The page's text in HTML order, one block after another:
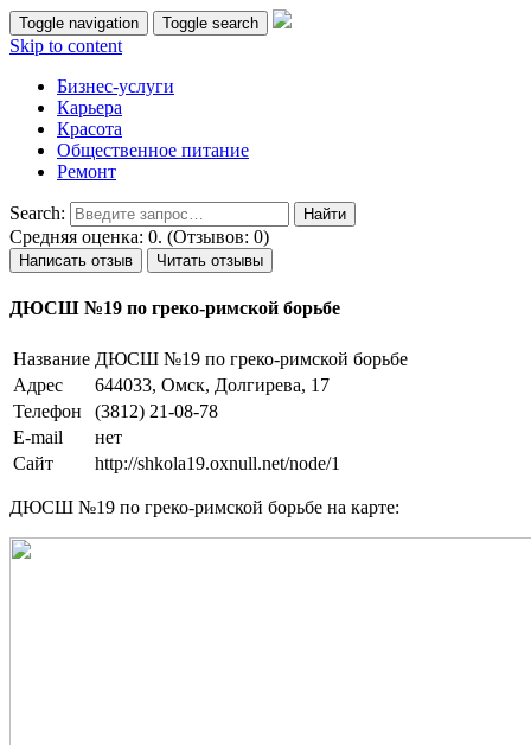
Toggle navigation Toggle search
Skip to content
Бизнес-услуги
Карьера
Красота
Общественное питание
Ремонт
Search:
Средняя оценка: 0. (Отзывов: 0)
Написать отзыв Читать отзывы
ДЮСШ №19 по греко-римской борьбе
Название ДЮСШ №19 по греко-римской борьбе
Адрес
644033, Омск, Долгирева, 17
Телефон
(3812) 21-08-78
E-mail
нет
Сайт
http://shkola19.oxnull.net/node/1
ДЮСШ №19 по греко-римской борьбе на карте: